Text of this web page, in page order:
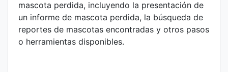
mascota perdida, incluyendo la presentación de
un informe de mascota perdida, la búsqueda de
reportes de mascotas encontradas y otros pasos
o herramientas disponibles.